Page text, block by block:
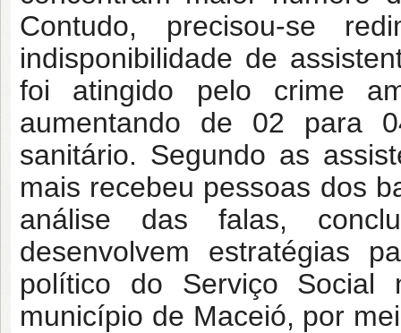
Contudo, precisou-se
indisponibilidade de
foi atingido pelo crime
aumentando de 02 para
sanitário. Segundo as
mais recebeu pessoas dos
análise das falas,
desenvolvem estratégias
político do Serviço Social
município de Maceió, por